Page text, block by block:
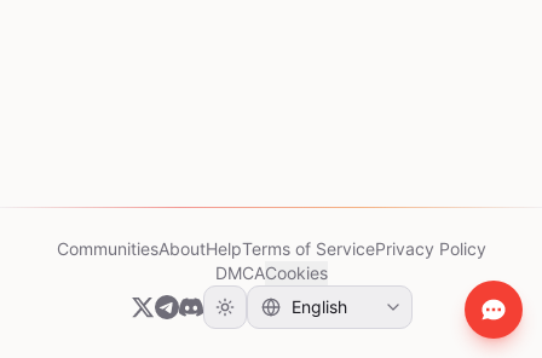
CommunitiesAboutHelpTerms of ServicePrivacy Policy
DMCACookies